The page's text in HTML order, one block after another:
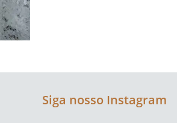
Siga nosso Instagram